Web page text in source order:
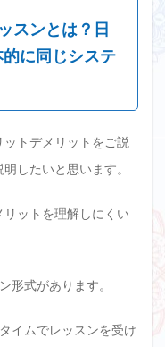
スンとは？日
に同じシステ
トデメリットをご説
したいと思います。
ットを理解しにくい
形式があります。
イムでレッスンを受け